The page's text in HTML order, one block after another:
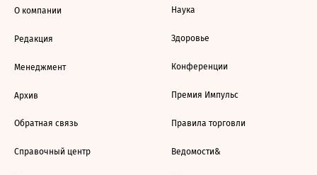
О компании
Редакция
Менеджмент
Архив
Обратная связь
Справочный центр
Наука
Здоровье
Конференции
Премия Импульс
Правила торговли
Ведомости&